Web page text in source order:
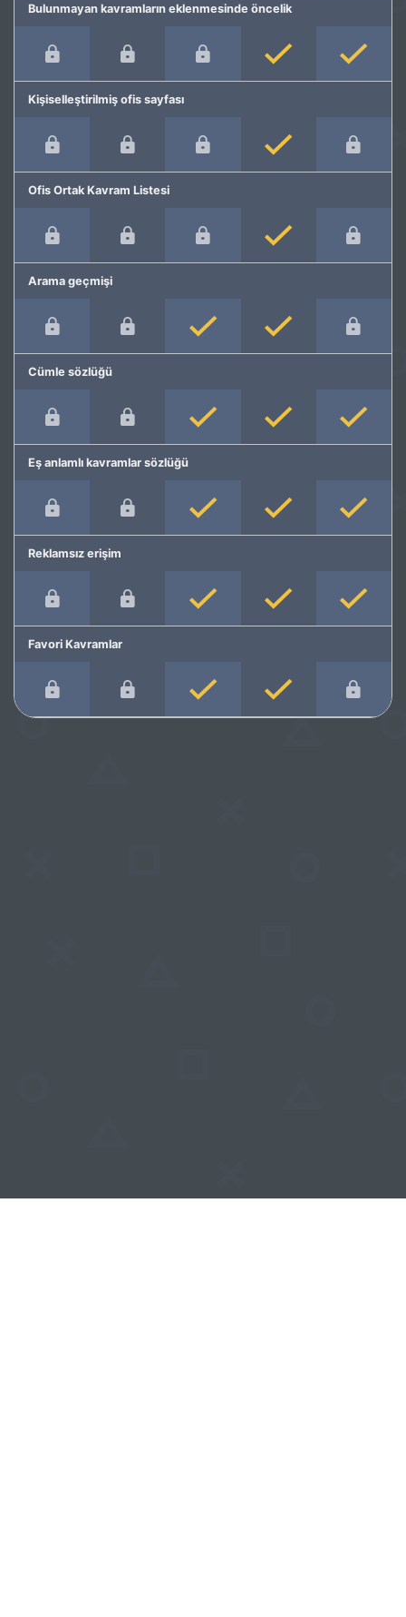
Bulunmayan kavramların eklenmesinde öncelik
Kişiselleştirilmiş ofis sayfası
Ofis Ortak Kavram Listesi
Arama geçmişi
Cümle sözlüğü
Eş anlamlı kavramlar sözlüğü
Reklamsız erişim
Favori Kavramlar